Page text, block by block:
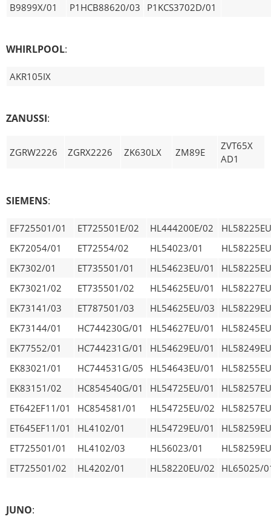
B9899X/01
P1HCB88620/03 P1KCS3702D/01
WHIRLPOOL:
AKR105IX
ZANUSSI:
ZGRW2226 ZGRX2226 ZK630LX ZM89E
ZVT65X
AD1
SIEMENS:
EF725501/01 ET725501E/02 HL444200E/02
EK72054/01
ET72554/02 HL54023/01
EK7302/01
ET735501/01 HL54623EU/01
EK73021/02
ET735501/02 HL54625EU/01
EK73141/03
ET787501/03 HL54625EU/03
EK73144/01
HC744230G/01 HL54627EU/01
EK77552/01
HC744231G/01 HL54629EU/01
EK83021/01
HC744531G/05 HL54643EU/01
EK83151/02
HC854540G/01 HL54725EU/01
ET642EF11/01
HC854581/01 HL54725EU/02
ET645EF11/01
HL4102/01 HL54729EU/01
ET725501/01
HL4102/03 HL56023/01
ET725501/02
HL4202/01 HL58220EU/02 HL65025/
JUNO: